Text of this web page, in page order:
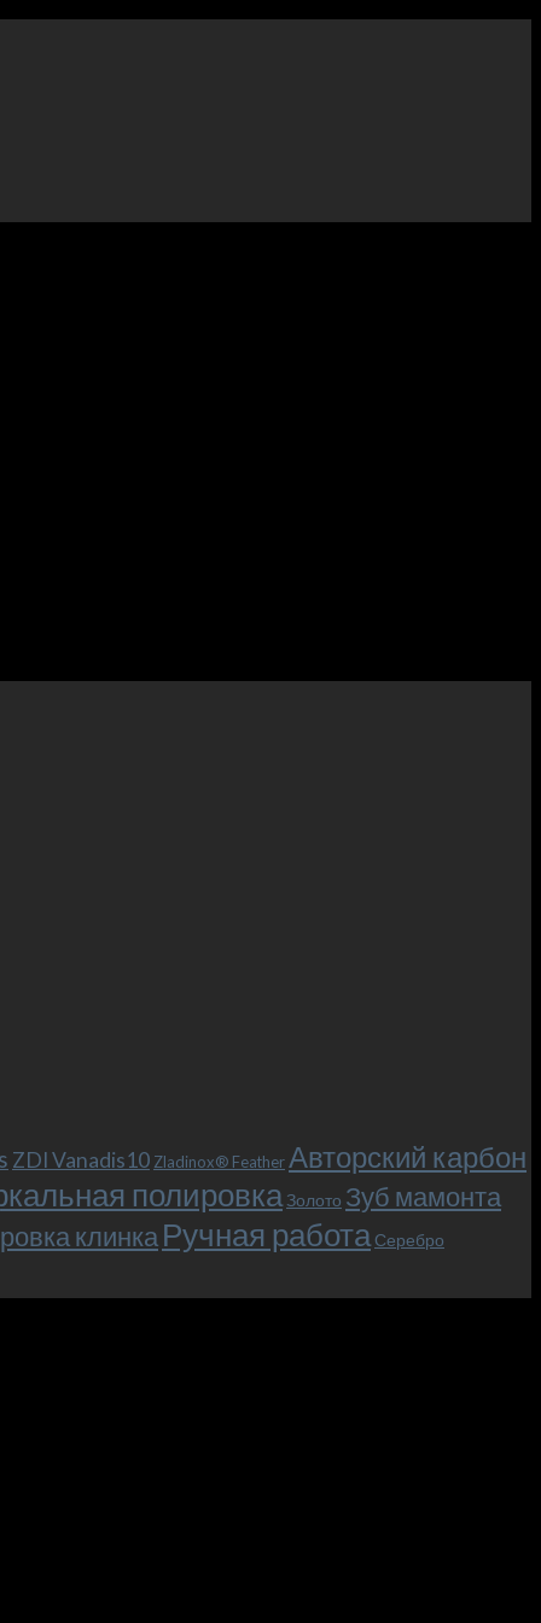
ZDI Vanadis10 Zladinox® FeatherАвторский карбон
полировка Золото Зуб мамонта
клинкаРучная работа Серебро